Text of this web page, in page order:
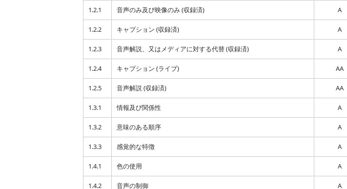
1.2.1 音声のみ及び映像のみ (収録済) A
1.2.2 キャプション (収録済) A
1.2.3 音声解説、又はメディアに対する代替 (収録済) A
1.2.4 キャプション (ライブ) AA
1.2.5 音声解説 (収録済) AA
1.3.1 情報及び関係性 A
1.3.2 意味のある順序 A
1.3.3 感覚的な特徴 A
1.4.1 色の使用 A
1.4.2 音声の制御 A